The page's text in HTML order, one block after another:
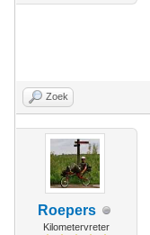
Zoek
Roepers
Kilometervreter